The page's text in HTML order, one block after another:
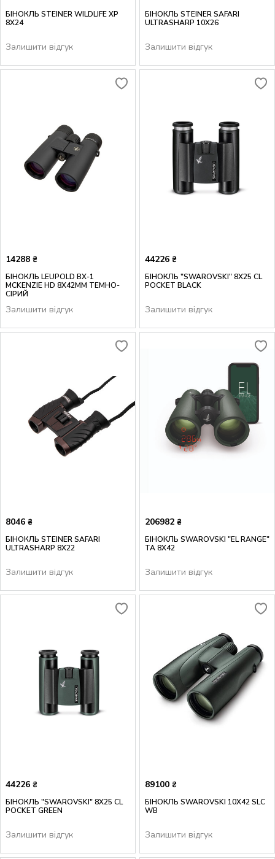
БІНОКЛЬ STEINER WILDLIFE XP
8X24
Залишити відгук
БІНОКЛЬ STEINER SAFARI
ULTRASHARP 10X26
Залишити відгук
14288 ₴
БІНОКЛЬ LEUPOLD BX-1
MCKENZIE HD 8X42MM ТЕМНО-
СІРИЙ
Залишити відгук
44226 ₴
БІНОКЛЬ "SWAROVSKI" 8X25 CL
POCKET BLACK
Залишити відгук
8046 ₴
БІНОКЛЬ STEINER SAFARI
ULTRASHARP 8X22
Залишити відгук
206982 ₴
БІНОКЛЬ SWAROVSKI "EL RANGE"
TA 8X42
Залишити відгук
44226 ₴
БІНОКЛЬ "SWAROVSKI" 8X25 CL
POCKET GREEN
Залишити відгук
89100 ₴
БІНОКЛЬ SWAROVSKI 10X42 SLC
WB
Залишити відгук